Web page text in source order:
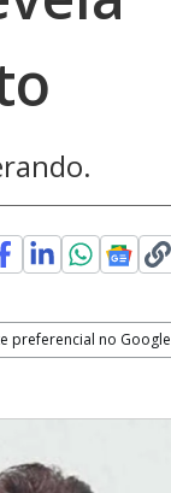
preferencial no Google